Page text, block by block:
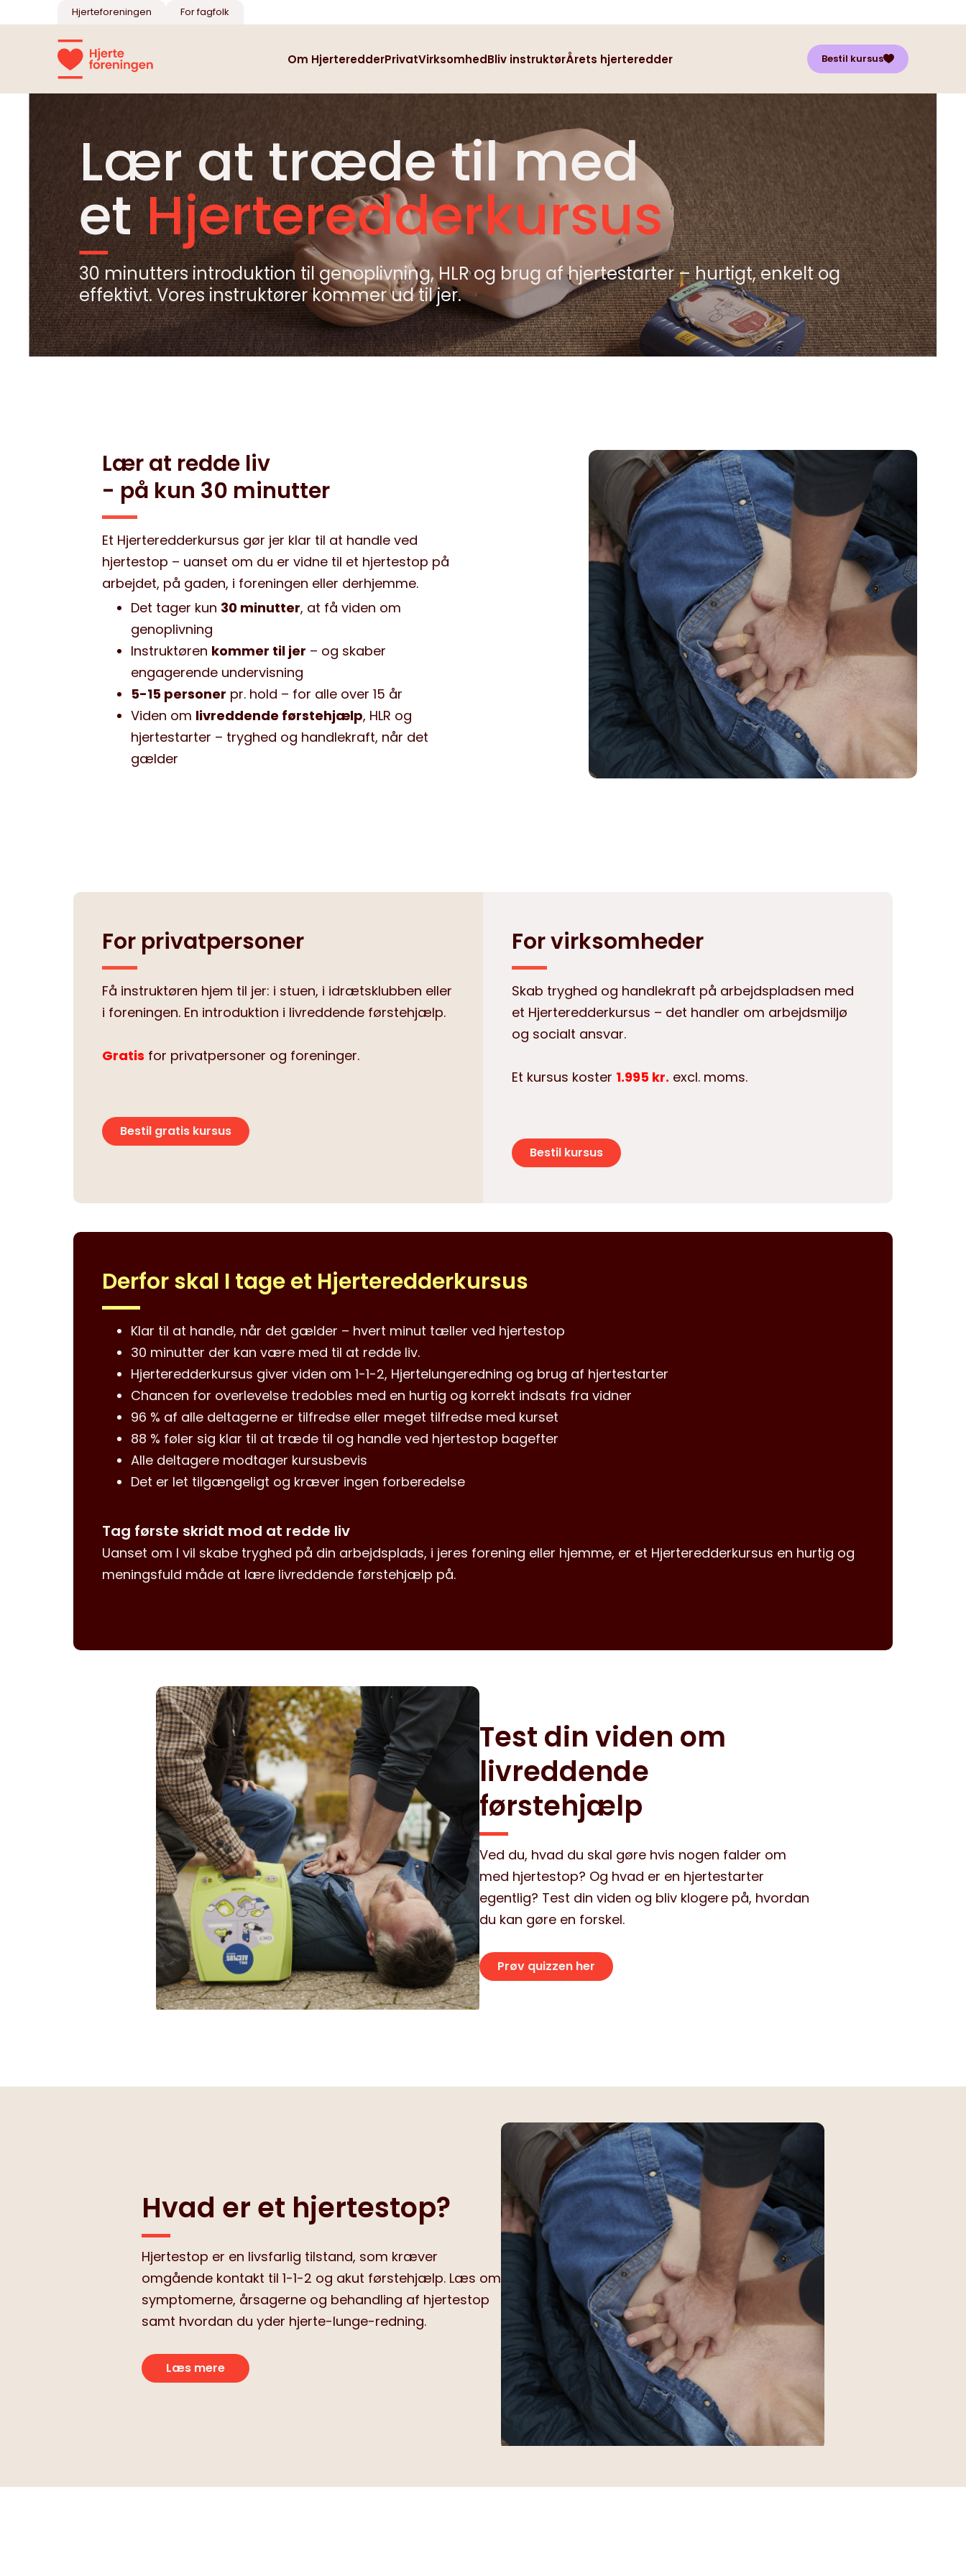
Hjerteforeningen For fagfolk
Om HjerteredderPrivatVirksomhedBliv instruktørÅrets hjerteredder Bestil kursus
Lær at træde til med
etHjerteredderkursus
30 minutters introduktion til genoplivning, HLR og brug af hjertestarter – hurtigt, enkelt og
effektivt. Vores instruktører kommer ud til jer. ​ ​
Lær at redde liv
- på kun 30 minutter ​
Et Hjerteredderkursus gør jer klar til at handle ved
hjertestop – uanset om du er vidne til et hjertestop på
arbejdet, på gaden, i foreningen eller derhjemme.
Det tager kun 30 minutter, at få viden om
genoplivning
Instruktøren kommer til jer – og skaber
engagerende undervisning
5-15 personer pr. hold – for alle over 15 år
Viden om livreddende førstehjælp, HLR og
hjertestarter – tryghed og handlekraft, når det
gælder
For privatpersoner
Få instruktøren hjem til jer: i stuen, i idrætsklubben eller
i foreningen. En introduktion i livreddende førstehjælp.
Gratis for privatpersoner og foreninger.
Bestil gratis kursus
For virksomheder ​
Skab tryghed og handlekraft på arbejdspladsen med
et Hjerteredderkursus – det handler om arbejdsmiljø
og socialt ansvar.
Et kursus koster 1.995 kr. excl. moms.
Bestil kursus
Derfor skal I tage et Hjerteredderkursus
Klar til at handle, når det gælder – hvert minut tæller ved hjertestop
30 minutter der kan være med til at redde liv.
Hjerteredderkursus giver viden om 1-1-2, Hjertelungeredning og brug af hjertestarter
Chancen for overlevelse tredobles med en hurtig og korrekt indsats fra vidner
96 % af alle deltagerne er tilfredse eller meget tilfredse med kurset
88 % føler sig klar til at træde til og handle ved hjertestop bagefter
Alle deltagere modtager kursusbevis
Det er let tilgængeligt og kræver ingen forberedelse
Tag første skridt mod at redde liv
Uanset om I vil skabe tryghed på din arbejdsplads, i jeres forening eller hjemme, er et Hjerteredderkursus en hurtig og
meningsfuld måde at lære livreddende førstehjælp på.
Test din viden om
livreddende
førstehjælp
Ved du, hvad du skal gøre hvis nogen falder om
med hjertestop? Og hvad er en hjertestarter
egentlig? Test din viden og bliv klogere på, hvordan
du kan gøre en forskel.
Prøv quizzen her
Hvad er et hjertestop?
Hjertestop er en livsfarlig tilstand, som kræver
omgående kontakt til 1-1-2 og akut førstehjælp. Læs om
symptomerne, årsagerne og behandling af hjertestop
samt hvordan du yder hjerte-lunge-redning.
Læs mere